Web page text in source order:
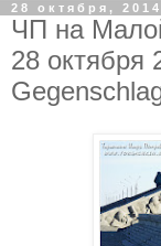
28 октября, 2014
ЧП на
28 октября